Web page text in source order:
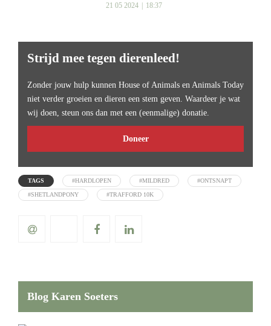
21 05 2024 18:37
Strijd mee tegen dierenleed!
Zonder jouw hulp kunnen House of Animals en Animals Today
niet verder groeien en dieren een stem geven. Waardeer je wat
wij doen, steun ons dan met een (eenmalige) donatie.
Doneer
TAGS #HARDLOPEN #MILDRED #ONTSNAPT
#SHETLANDPONY #TRAFFORD 10K
Blog Karen Soeters